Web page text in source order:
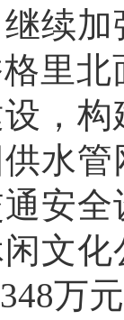
续
里
，
水
安
文
万